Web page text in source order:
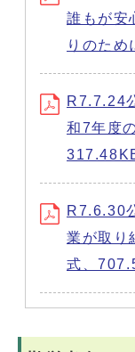
誰もが安
りのた
R7.7.24
和7年度
R7.6.30
業が取り
式、